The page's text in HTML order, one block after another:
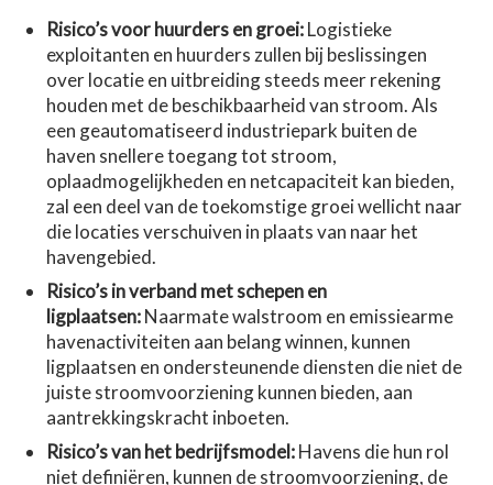
Risico’s voor huurders en groei:Logistieke
exploitanten en huurders zullen bij beslissingen
over locatie en uitbreiding steeds meer rekening
houden met de beschikbaarheid van stroom. Als
een geautomatiseerd industriepark buiten de
haven snellere toegang tot stroom,
oplaadmogelijkheden en netcapaciteit kan bieden,
zal een deel van de toekomstige groei wellicht naar
die locaties verschuiven in plaats van naar het
havengebied.
Risico’s in verband met schepen en
ligplaatsen:Naarmate walstroom en emissiearme
havenactiviteiten aan belang winnen, kunnen
ligplaatsen en ondersteunende diensten die niet de
juiste stroomvoorziening kunnen bieden, aan
aantrekkingskracht inboeten.
Risico’s van het bedrijfsmodel:Havens die hun rol
niet definiëren, kunnen de stroomvoorziening, de